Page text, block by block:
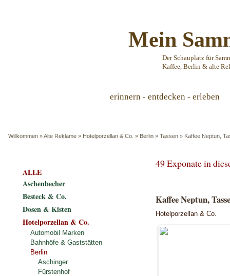
Mein
Der Schauplatz für
Kaffee, Berlin & alte
erinnern - entdecken - erleben
Willkommen »Alte Reklame » Hotelporzellan & Co. » Berlin » Tassen » Kaffee Neptun,
49 Exponate in
Kaffee Neptun, Tasse
Hotelporzellan & Co.
ALLE
Aschenbecher
Besteck & Co.
Dosen & Kisten
Hotelporzellan & Co.
Automobil Marken
Bahnhöfe & Gaststätten
Berlin
Aschinger
Fürstenhof